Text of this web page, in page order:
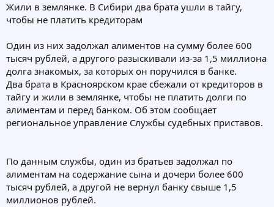
Жили в землянке. В Сибири два брата ушли в тайгу,
чтобы не платить кредиторам
Один из них задолжал алиментов на сумму более 600
тысяч рублей, а другого разыскивали из-за 1,5 миллиона
долга знакомых, за которых он поручился в банке.
Два брата в Красноярском крае сбежали от кредиторов в
тайгу и жили в землянке, чтобы не платить долги по
алиментам и перед банком. Об этом сообщает
региональное управление Службы судебных приставов.
По данным службы, один из братьев задолжал по
алиментам на содержание сына и дочери более 600
тысяч рублей, а другой не вернул банку свыше 1,5
миллионов рублей.